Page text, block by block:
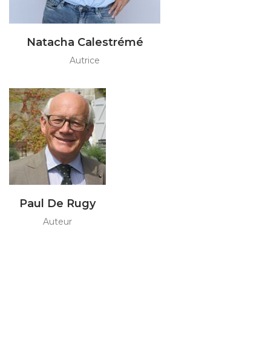
Natacha Calestrémé
Autrice
Paul De Rugy
Auteur